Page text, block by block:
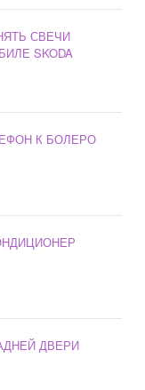
СВЕЧИ
SKODA
К БОЛЕРО
ДВЕРИ